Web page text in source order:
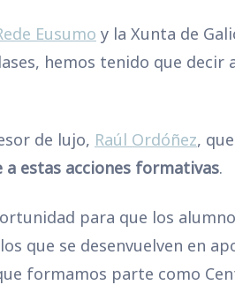
Eusumo y la Xunta de
hemos tenido que decir
de lujo, Raúl Ordóñez,
estas acciones formativas.
para que los
que se desenvuelven en
formamos parte como